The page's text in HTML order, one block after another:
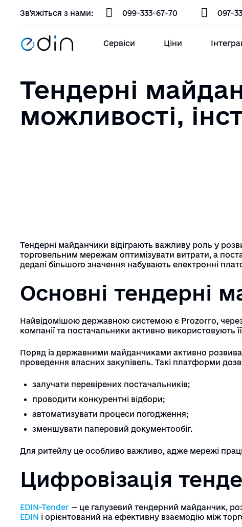
Зв'яжіться з нами: 099-333-67-70 097-
Сервіси Ціни
Тендерні
можливості,
Тендерні майданчики відіграють важливу роль у
торговельним мережам оптимізувати витрати, а
дедалі більшого значення набувають електронні
Основні тендерні
Найвідомішою державною системою є Prozorro, через
компанії та постачальники активно використовують
Поряд із державними майданчиками активно
проведення власних закупівель. Такі платформи
залучати перевірених постачальників;
проводити конкурентні відбори;
автоматизувати процеси погодження;
зменшувати паперовий документообіг.
Для ритейлу це особливо важливо, адже мережі
Цифровізація
EDIN-Tender — це галузевий тендерний майданчик,
EDIN і орієнтований на ефективну взаємодію між